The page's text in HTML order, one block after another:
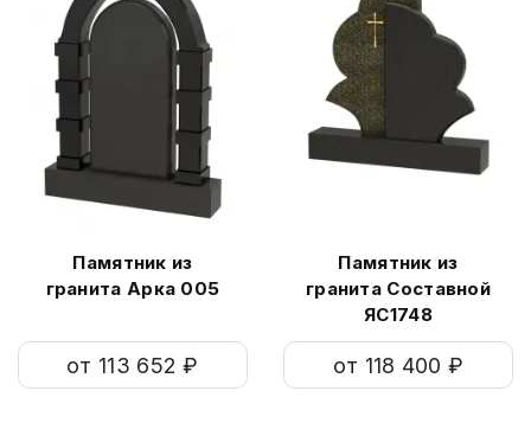
Памятник из
гранита Арка 005
от 113 652 ₽
Памятник из
гранита Составной
ЯС1748
от 118 400 ₽